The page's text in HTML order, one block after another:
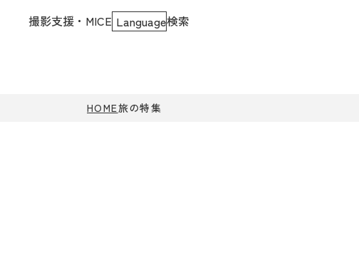
撮影支援・MICE Language検索
HOME旅の特集